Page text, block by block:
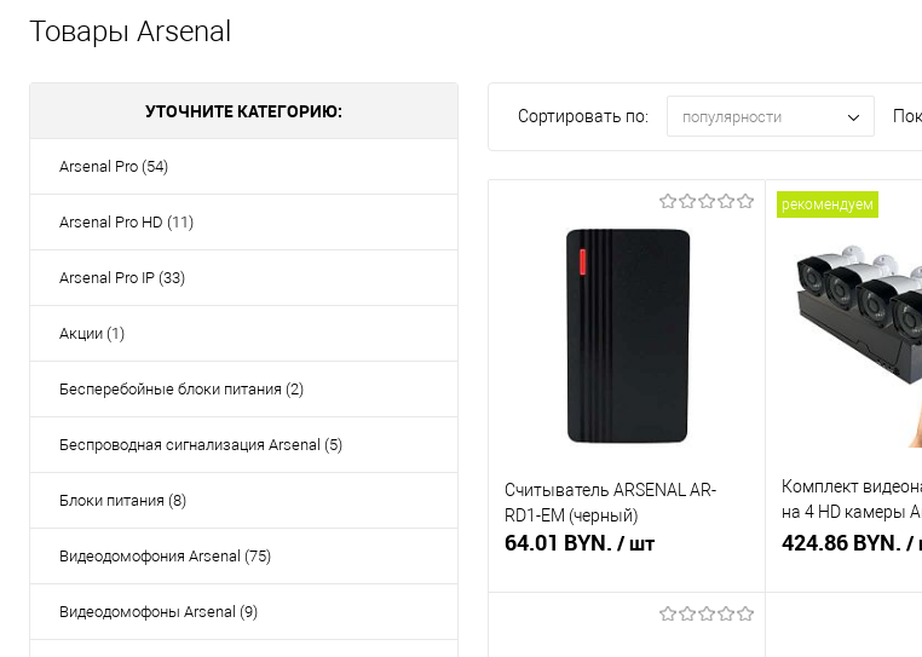
Товары Arsenal
УТОЧНИТЕ КАТЕГОРИЮ:
Arsenal Pro (54)
Arsenal Pro HD (11)
Arsenal Pro IP (33)
Акции (1)
Бесперебойные блоки питания (2)
Беспроводная сигнализация Arsenal (5)
Блоки питания (8)
Видеодомофония Arsenal (75)
Видеодомофоны Arsenal (9)
Сортировать по: популярности
Считыватель ARSENAL AR-
RD1-EM (черный)
64.01 BYN. / шт
рекомендуем
Комплект
на 4 HD камеры
KIT4-220HD
424.86 BYN. /